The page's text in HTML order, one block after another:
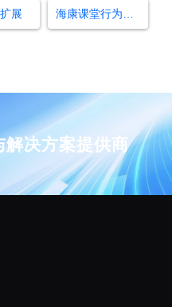
展
解决方案提供商